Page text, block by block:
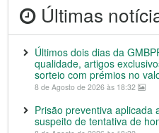
Últimas
Últimos dois dias da
qualidade, artigos
sorteio com prémios no
8 de Agosto de 2026 às 18:32
Prisão preventiva aplicada
suspeito de tentativa de